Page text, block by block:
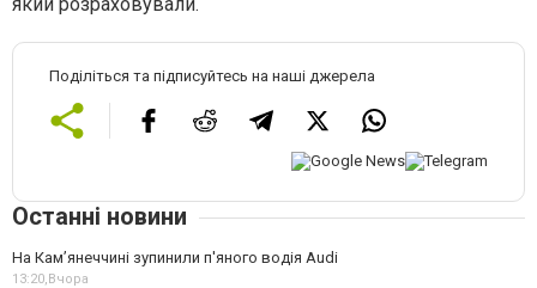
Поділіться та підписуйтесь на наші джерела
Останні новини
На Камʼянеччині зупинили п'яного водія Audi
13:20,Вчора